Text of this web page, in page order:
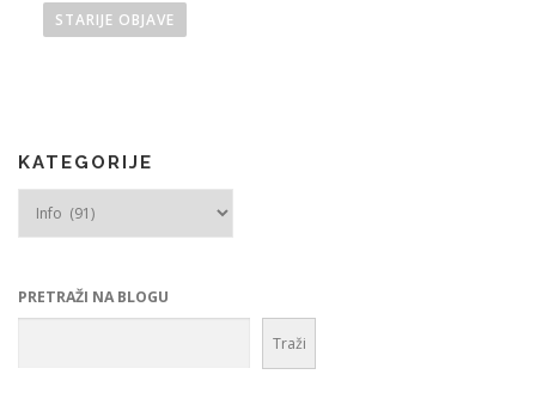
a
c
i
j
o
STARIJE OBJAVE
KATEGORIJE
PRETRAŽI NA BLOGU
Traži